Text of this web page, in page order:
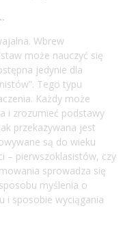
Wbrew
może nauczyć się
jedynie dla
Tego typu
Każdy może
i zrozumieć podstawy
przekazywana jest
są do wieku
– pierwszoklasistów, czy
sprowadza się
myślenia o
i sposobie wyciągania